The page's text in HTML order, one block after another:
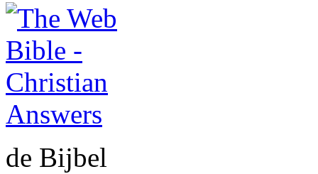
de Bijbel